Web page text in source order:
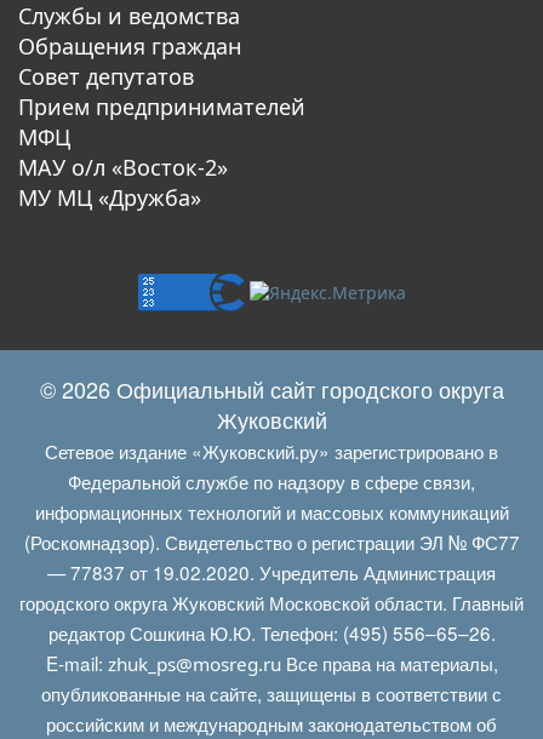
Службы и ведомства
Обращения граждан
Совет депутатов
Прием предпринимателей
МФЦ
МАУ о/л «Восток-2»
МУ МЦ «Дружба»
© 2026 Официальный сайт городского округа
Жуковский
Сетевое издание «Жуковский.ру» зарегистрировано в
Федеральной службе по надзору в сфере связи,
информационных технологий и массовых коммуникаций
(Роскомнадзор). Свидетельство о регистрации ЭЛ № ФС77
— 77837 от 19.02.2020. Учредитель Администрация
городского округа Жуковский Московской области. Главный
редактор Сошкина Ю.Ю. Телефон: (495) 556–65–26.
E‑mail: zhuk_ps@mosreg.ruВсе права на материалы,
опубликованные на сайте, защищены в соответствии с
российским и международным законодательством об